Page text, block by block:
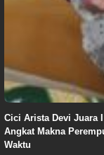
Cici Arista Devi Juara
Angkat Makna
Waktu